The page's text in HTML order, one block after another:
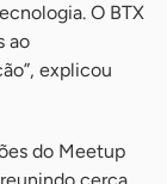
O BTX
ao
explicou
do Meetup